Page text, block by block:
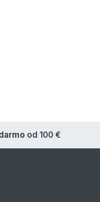
od 100 €